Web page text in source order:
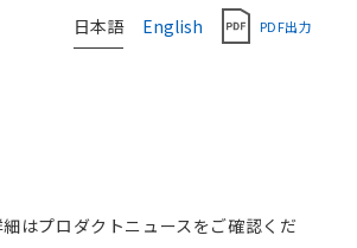
日本語 English PDF出力
はプロダクトニュースをご確認くだ